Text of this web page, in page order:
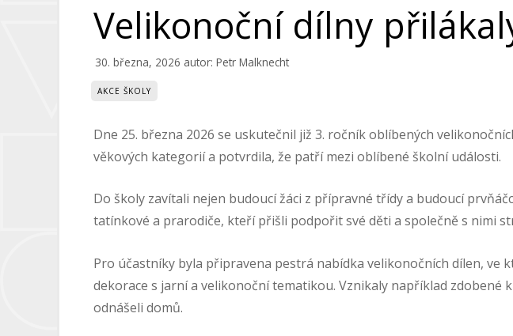
Velikonoční dílny
30. března, 2026 autor: Petr Malknecht
AKCE ŠKOLY
Dne 25. března 2026 se uskutečnil již 3. ročník oblíbených
věkových kategorií a potvrdila, že patří mezi oblíbené školní události.
Do školy zavítali nejen budoucí žáci z přípravné třídy a budoucí
tatínkové a prarodiče, kteří přišli podpořit své děti a společně s nimi
Pro účastníky byla připravena pestrá nabídka velikonočních dílen,
dekorace s jarní a velikonoční tematikou. Vznikaly například
odnášeli domů.